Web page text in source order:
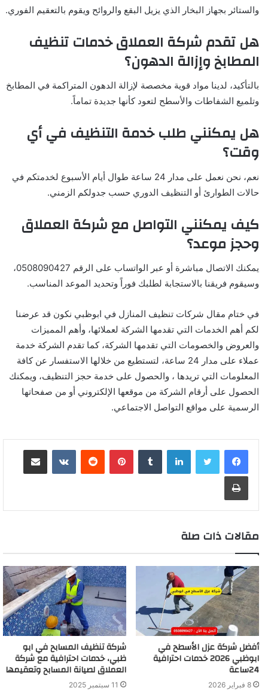
والستائر بجهاز البخار الذي يزيل البقع والروائح ويقوم بالتعقيم الفوري.
هل تقدم شركة العملاق خدمات تنظيف
المطابخ وإزالة الدهون؟
بالتأكيد، لدينا مواد قوية مخصصة لإزالة الدهون المتراكمة في المطابخ
وتلميع الشفاطات والأسطح لتعود كأنها جديدة تماماً.
هل يمكنني طلب خدمة التنظيف في أي
وقت؟
نعم، نحن نعمل على مدار 24 ساعة طوال أيام الأسبوع لخدمتكم في
حالات الطوارئ أو التنظيف الدوري حسب جدولكم الزمني.
كيف يمكنني التواصل مع شركة العملاق
وحجز موعد؟
يمكنك الاتصال مباشرة أو عبر الواتساب على الرقم 0508090427،
وسيقوم فريقنا بالاستجابة لطلبك فوراً وتحديد الموعد المناسب.
في ختام مقال شركات تنظيف المنازل في ابوظبي نكون قد عرضنا
لكم أهم الخدمات التي تقدمها الشركة لعملائها، وأهم المميزات
والعروض والخصومات التي تقدمها الشركة، كما تقدم الشركة خدمة
عملاء على مدار 24 ساعة، لتستطيع من خلالها الاستفسار عن كافة
المعلومات التي تريدها ، والحصول على خدمة حجز التنظيف، ويمكنك
الحصول على أرقام الشركة من موقعها الإلكتروني أو من صفحاتها
الرسمية على مواقع التواصل الاجتماعي.
لينكدإن بينتيريست مشاركة عبر البريد
طباعة
مقالات ذات صلة
أفضل شركة عزل الأسطح في
ابوظبي 2026 خدمات احترافية
24ساعة
8 فبراير 2026
شركة تنظيف المسابح في ابو
ظبي، خدمات احترافية مع شركة
العملاق لصيانة المسابح وتعقيمها
11 سبتمبر 2025